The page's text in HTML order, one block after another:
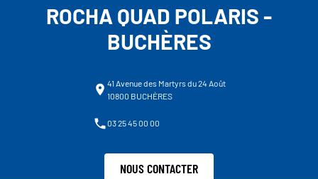
ROCHA QUAD POLARIS -
BUCHÈRES
41 Avenue des Martyrs du 24 Août
10800 BUCHÈRES
03 25 45 00 00
NOUS CONTACTER